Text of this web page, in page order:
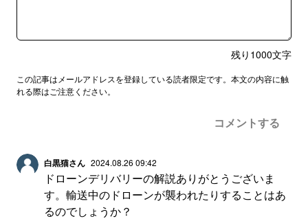
残り 1000文字
この記事はメールアドレスを登録している読者限定です。本文の内容に触
れる際はご注意ください。
コメントする
白黒猫さん 2024.08.26 09:42
ドローンデリバリーの解説ありがとうございま
す。輸送中のドローンが襲われたりすることはあ
るのでしょうか？